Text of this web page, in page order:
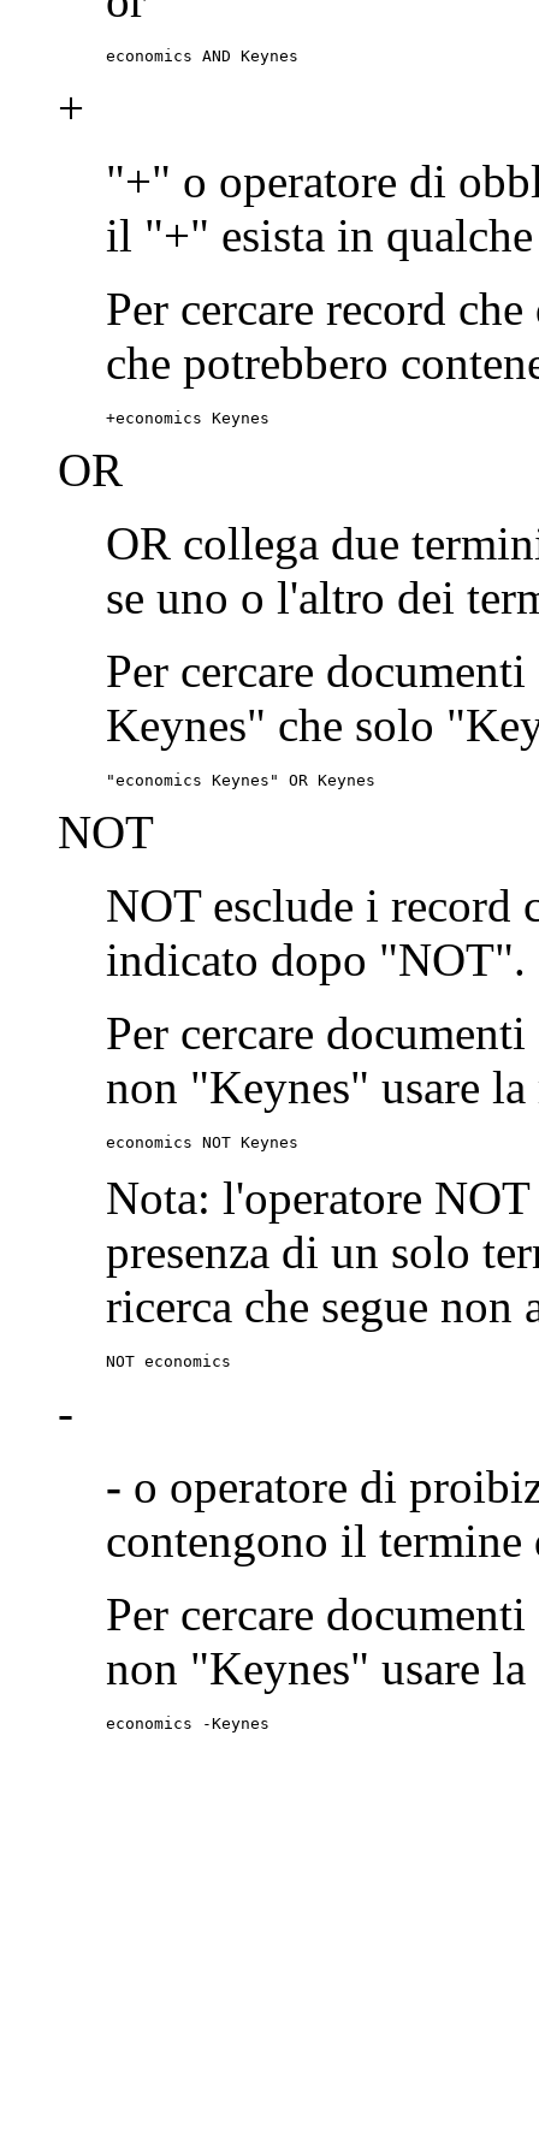
economics AND Keynes
+
"+" o operatore di
il "+" esista in
Per cercare record
che potrebbero
+economics Keynes
OR
OR collega due
se uno o l'altro dei
Per cercare
Keynes" che solo
"economics Keynes" OR Keynes
NOT
NOT esclude i record
indicato dopo "NOT".
Per cercare
non "Keynes" usare la
economics NOT Keynes
Nota: l'operatore
presenza di un solo
ricerca che segue non
NOT economics
-
- o operatore di
contengono il
Per cercare
non "Keynes" usare
economics -Keynes